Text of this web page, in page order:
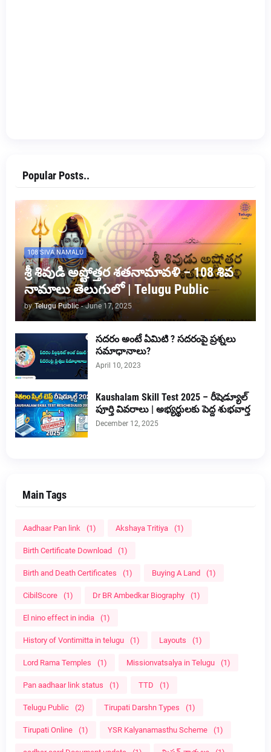
Popular Posts..
108 SIVA NAMALU
శ్రీ శివుడి అష్టోత్తర శతనామావళి – 108 శివ
నామాలు తెలుగులో | Telugu Public
by Telugu Public - June 17, 2025
సదరం అంటే ఏమిటి ? సదరంపై ప్రశ్నలు
సమాధానాలు?
April 10, 2023
Kaushalam Skill Test 2025 – రీషెడ్యూల్
పూర్తి వివరాలు | అభ్యర్థులకు పెద్ద శుభవార్త
December 12, 2025
Main Tags
Aadhaar Pan link (1) Akshaya Tritiya (1)
Birth Certificate Download (1)
Birth and Death Certificates (1) Buying A Land (1)
CibilScore (1) Dr BR Ambedkar Biography (1)
El nino effect in india (1)
History of Vontimitta in telugu (1) Layouts (1)
Lord Rama Temples (1) Missionvatsalya in Telugu (1)
Pan aadhaar link status (1) TTD (1)
Telugu Public (2) Tirupati Darshn Types (1)
Tirupati Online (1) YSR Kalyanamasthu Scheme (1)